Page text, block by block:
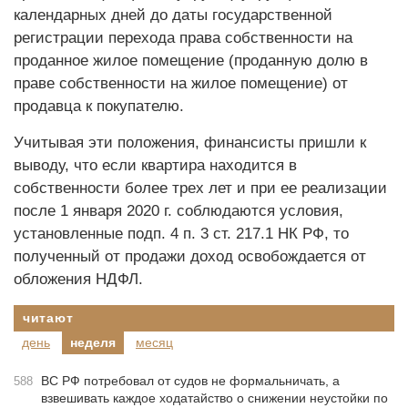
календарных дней до даты государственной
регистрации перехода права собственности на
проданное жилое помещение (проданную долю в
праве собственности на жилое помещение) от
продавца к покупателю.
Учитывая эти положения, финансисты пришли к
выводу, что если квартира находится в
собственности более трех лет и при ее реализации
после 1 января 2020 г. соблюдаются условия,
установленные подп. 4 п. 3 ст. 217.1 НК РФ, то
полученный от продажи доход освобождается от
обложения НДФЛ.
читают
день
неделя месяц
588
ВС РФ потребовал от судов не формальничать, а
взвешивать каждое ходатайство о снижении неустойки по